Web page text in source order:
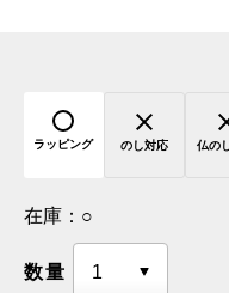
ラッピング のし対応 仏の
在庫： ○
数量